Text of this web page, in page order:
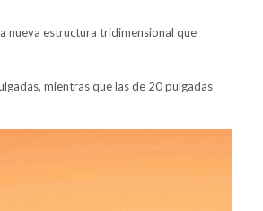
nueva estructura tridimensional que
mientras que las de 20 pulgadas